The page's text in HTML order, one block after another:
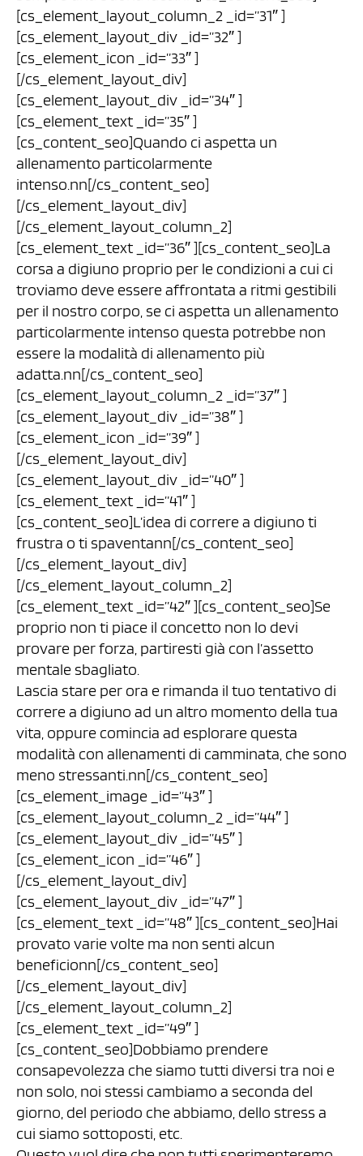
[cs_element_layout_column_2 _id=”31″ ]
[cs_element_layout_div _id=”32″ ]
[cs_element_icon _id=”33″ ]
[/cs_element_layout_div]
[cs_element_layout_div _id=”34″ ]
[cs_element_text _id=”35″ ]
[cs_content_seo]Quando ci aspetta un
allenamento particolarmente
intenso.nn[/cs_content_seo]
[/cs_element_layout_div]
[/cs_element_layout_column_2]
[cs_element_text _id=”36″ ][cs_content_seo]La
corsa a digiuno proprio per le condizioni a cui ci
troviamo deve essere affrontata a ritmi gestibili
per il nostro corpo, se ci aspetta un allenamento
particolarmente intenso questa potrebbe non
essere la modalità di allenamento più
adatta.nn[/cs_content_seo]
[cs_element_layout_column_2 _id=”37″ ]
[cs_element_layout_div _id=”38″ ]
[cs_element_icon _id=”39″ ]
[/cs_element_layout_div]
[cs_element_layout_div _id=”40″ ]
[cs_element_text _id=”41″ ]
[cs_content_seo]L’idea di correre a digiuno ti
frustra o ti spaventann[/cs_content_seo]
[/cs_element_layout_div]
[/cs_element_layout_column_2]
[cs_element_text _id=”42″ ][cs_content_seo]Se
proprio non ti piace il concetto non lo devi
provare per forza, partiresti già con l’assetto
mentale sbagliato.
Lascia stare per ora e rimanda il tuo tentativo di
correre a digiuno ad un altro momento della tua
vita, oppure comincia ad esplorare questa
modalità con allenamenti di camminata, che sono
meno stressanti.nn[/cs_content_seo]
[cs_element_image _id=”43″ ]
[cs_element_layout_column_2 _id=”44″ ]
[cs_element_layout_div _id=”45″ ]
[cs_element_icon _id=”46″ ]
[/cs_element_layout_div]
[cs_element_layout_div _id=”47″ ]
[cs_element_text _id=”48″ ][cs_content_seo]Hai
provato varie volte ma non senti alcun
beneficionn[/cs_content_seo]
[/cs_element_layout_div]
[/cs_element_layout_column_2]
[cs_element_text _id=”49″ ]
[cs_content_seo]Dobbiamo prendere
consapevolezza che siamo tutti diversi tra noi e
non solo, noi stessi cambiamo a seconda del
giorno, del periodo che abbiamo, dello stress a
cui siamo sottoposti, etc.